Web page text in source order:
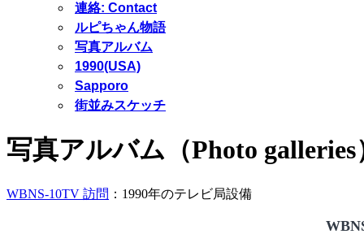
連絡: Contact
ルピちゃん物語
写真アルバム
1990(USA)
Sapporo
街並みスケッチ
写真アルバム（Photo galleries
WBNS-10TV 訪問 ：1990年のテレビ局設備